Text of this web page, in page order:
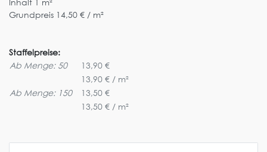
Inhalt 1 m²
Grundpreis 14,50 € / m²
Staffelpreise:
Ab Menge: 50
13,90 €
13,90 € / m²
Ab Menge: 150
13,50 €
13,50 € / m²